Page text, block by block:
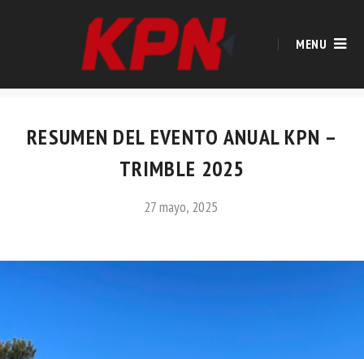
MENU
RESUMEN DEL EVENTO ANUAL KPN –
TRIMBLE 2025
27 mayo, 2025